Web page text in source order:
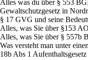
Alles was du über § 553
Gewaltschutzgesetz in
§ 17 GVG und seine
Alles, was Sie über §153
Alles, was Sie über § 557b
Was versteht man unter
18b Abs 1